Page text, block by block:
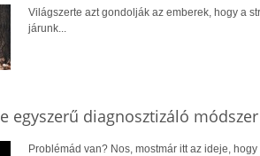
Világszerte azt gondolják az emberek, hogy a
járunk...
egyszerű diagnosztizáló módszer
Problémád van? Nos, mostmár itt az ideje,